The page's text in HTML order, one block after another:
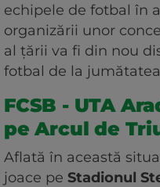
echipele de fotbal în
organizării unor
al țării va fi din nou
fotbal de la
FCSB - UTA
pe Arcul de
Aflată în această
joace pe Stadionul